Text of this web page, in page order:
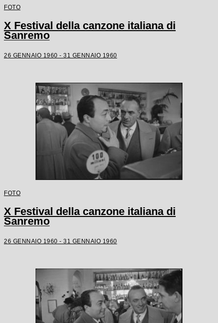
FOTO
X Festival della canzone italiana di
Sanremo
26 GENNAIO 1960 - 31 GENNAIO 1960
FOTO
X Festival della canzone italiana di
Sanremo
26 GENNAIO 1960 - 31 GENNAIO 1960